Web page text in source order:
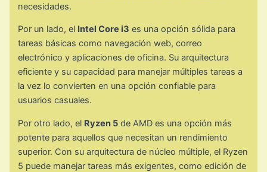
necesidades.
Por un lado, el Intel Core i3 es una opción sólida para
tareas básicas como navegación web, correo
electrónico y aplicaciones de oficina. Su arquitectura
eficiente y su capacidad para manejar múltiples tareas a
la vez lo convierten en una opción confiable para
usuarios casuales.
Por otro lado, el Ryzen 5 de AMD es una opción más
potente para aquellos que necesitan un rendimiento
superior. Con su arquitectura de núcleo múltiple, el Ryzen
5 puede manejar tareas más exigentes, como edición de